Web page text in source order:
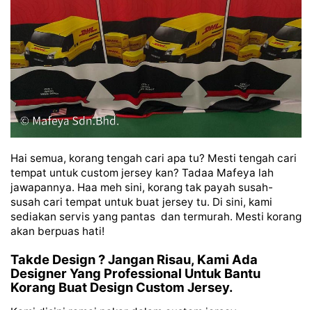
Hai semua, korang tengah cari apa tu? Mesti tengah cari
tempat untuk custom jersey kan? Tadaa Mafeya lah
jawapannya. Haa meh sini, korang tak payah susah-
susah cari tempat untuk buat jersey tu. Di sini, kami
sediakan servis yang pantas dan termurah. Mesti korang
akan berpuas hati!
Takde Design ? Jangan Risau, Kami Ada
Designer Yang Professional Untuk Bantu
Korang Buat Design Custom Jersey.